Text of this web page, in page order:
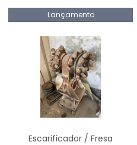
Lançamento
Escarificador / Fresa